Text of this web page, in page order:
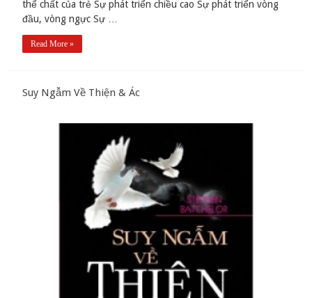
thể chất của trẻ Sự phát triển chiều cao Sự phát triển vòng
đầu, vòng ngực Sự …
Read More »
Suy Ngẫm Về Thiện & Ác